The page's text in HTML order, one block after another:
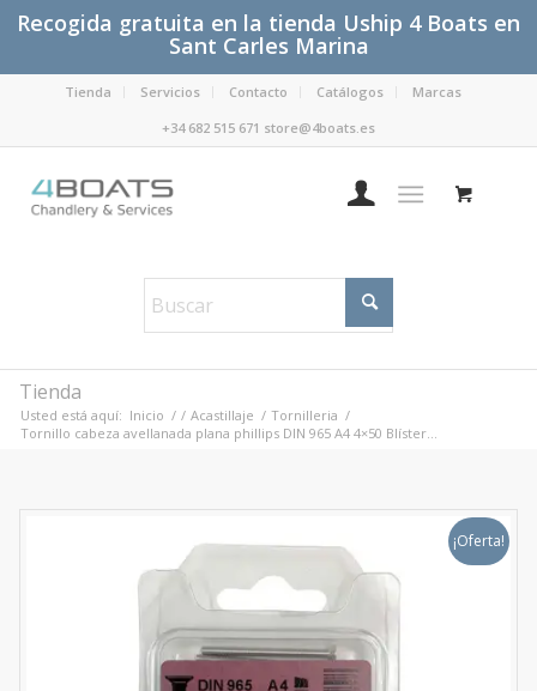
Recogida gratuita en la tienda Uship 4 Boats en
Sant Carles Marina
Tienda Servicios Contacto Catálogos
Marcas
+34 682 515 671 store@4boats.es
Tienda
Usted está aquí: Inicio / / Acastillaje / Tornilleria /
Tornillo cabeza avellanada plana phillips DIN 965 A4 4×50 Blíster...
¡Oferta!